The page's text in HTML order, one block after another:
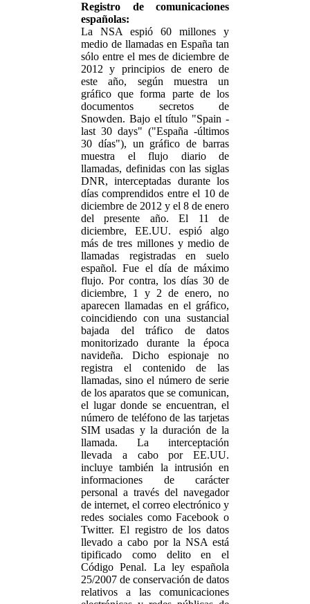
Registro de comunicaciones
españolas:
La NSA espió 60 millones y
medio de llamadas en España tan
sólo entre el mes de diciembre de
2012 y principios de enero de
este año, según muestra un
gráfico que forma parte de los
documentos secretos de
Snowden. Bajo el título "Spain -
last 30 days" ("España -últimos
30 días"), un gráfico de barras
muestra el flujo diario de
llamadas, definidas con las siglas
DNR, interceptadas durante los
días comprendidos entre el 10 de
diciembre de 2012 y el 8 de enero
del presente año. El 11 de
diciembre, EE.UU. espió algo
más de tres millones y medio de
llamadas registradas en suelo
español. Fue el día de máximo
flujo. Por contra, los días 30 de
diciembre, 1 y 2 de enero, no
aparecen llamadas en el gráfico,
coincidiendo con una sustancial
bajada del tráfico de datos
monitorizado durante la época
navideña. Dicho espionaje no
registra el contenido de las
llamadas, sino el número de serie
de los aparatos que se comunican,
el lugar donde se encuentran, el
número de teléfono de las tarjetas
SIM usadas y la duración de la
llamada. La interceptación
llevada a cabo por EE.UU.
incluye también la intrusión en
informaciones de carácter
personal a través del navegador
de internet, el correo electrónico y
redes sociales como Facebook o
Twitter. El registro de los datos
llevado a cabo por la NSA está
tipificado como delito en el
Código Penal. La ley española
25/2007 de conservación de datos
relativos a las comunicaciones